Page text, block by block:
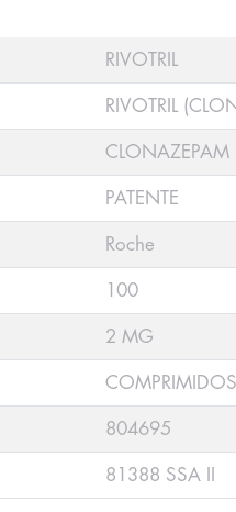
RIVOTRIL
RIVOTRIL
CLONAZEPAM
PATENTE
Roche
100
2 MG
COMPRIMIDOS
804695
81388 SSA II